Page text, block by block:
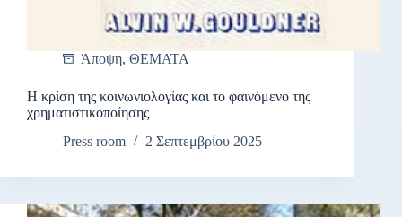
Άποψη, ΘΕΜΑΤΑ
Η κρίση της κοινωνιολογίας και το φαινόμενο της
χρηματιστικοποίησης
Press room
2 Σεπτεμβρίου 2025